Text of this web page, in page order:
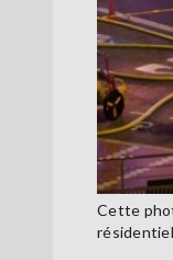
Cette